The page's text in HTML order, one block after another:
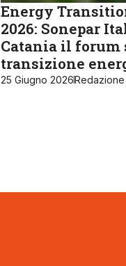
Energy
2026: Sonepar
Catania il forum
transizione
25 Giugno 2026Redazione